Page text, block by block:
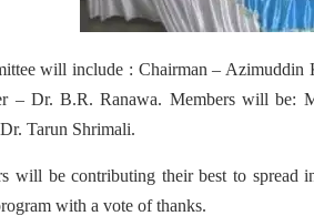
will include : Chairman – Azimuddin
– Dr. B.R. Ranawa. Members will be:
Tarun Shrimali.
will be contributing their best to spread
with a vote of thanks.